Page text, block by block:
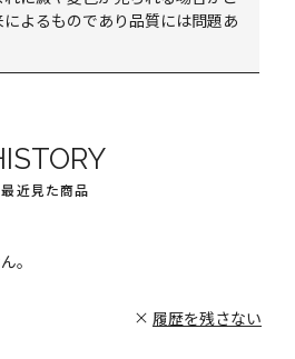
よるものであり品質には問題あ
最近見た商品
。
履歴を残さない